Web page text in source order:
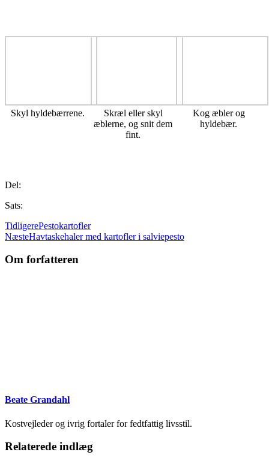
Skyl hyldebærrene.
Skræl eller skyl
æblerne, og snit dem
fint.
Kog æbler og
hyldebær.
Del:
Sats:
TidligerePestokartofler
NæsteHavtaskehaler med kartofler i salviepesto
Om forfatteren
Beate Grandahl
Kostvejleder og ivrig fortaler for fedtfattig livsstil.
Relaterede indlæg